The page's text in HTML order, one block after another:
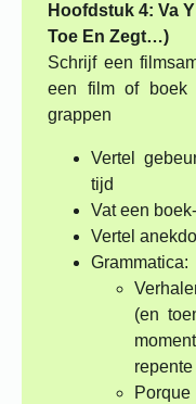
Hoofdstuk 4: Va
Toe En Zegt…)
Schrijf een
een film of boek
grappen
Vertel
tijd
Vat een
Vertel
Grammatica:
(en